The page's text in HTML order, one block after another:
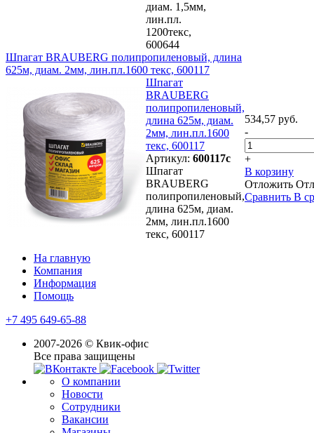
диам. 1,5мм,
лин.пл.
1200текс,
600644
Шпагат BRAUBERG полипропиленовый, длина
625м, диам. 2мм, лин.пл.1600 текс, 600117
Шпагат
BRAUBERG
полипропиленовый,
длина 625м, диам.
2мм, лин.пл.1600
текс, 600117
Артикул: 600117с
Шпагат
BRAUBERG
полипропиленовый,
длина 625м, диам.
2мм, лин.пл.1600
текс, 600117
534,57 руб.
-
+
В корзину
Отложить
Сравнить В
На главную
Компания
Информация
Помощь
+7 495 649-65-88
2007-2026 © Квик-офис
Все права защищены
О компании
Новости
Сотрудники
Вакансии